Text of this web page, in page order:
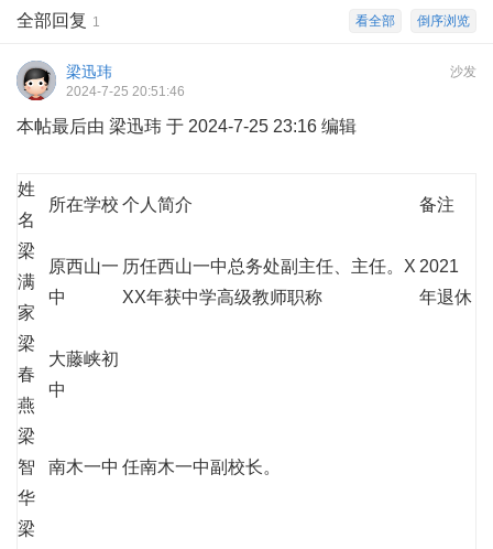
倒序浏览
看全部
全部回复 1
沙发
梁迅玮
2024-7-25 20:51:46
本帖最后由 梁迅玮 于 2024-7-25 23:16 编辑
姓
名
所在学校 个人简介 备注
梁
满
家
原西山一
中
历任西山一中总务处副主任、主任。X
XX年获中学高级教师职称
2021
年退休
梁
春
燕
大藤峡初
中
梁
智
华
南木一中 任南木一中副校长。
梁